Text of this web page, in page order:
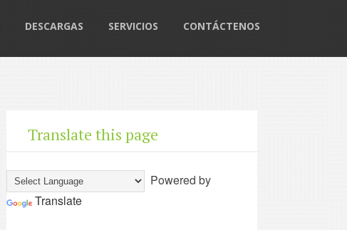
DESCARGAS SERVICIOS CONTÁCTENOS
Translate this page
Powered by
Translate